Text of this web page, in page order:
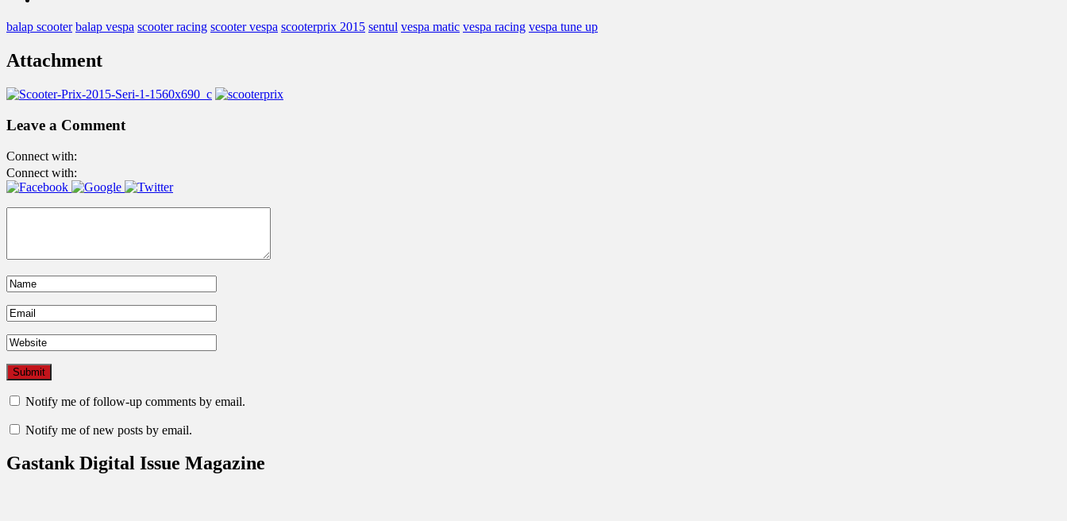
balap scooter balap vespa scooter racing scooter vespa scooterprix 2015 sentul vespa matic vespa racing vespa tune up
Attachment
Leave a Comment
Connect with:
Connect with:
Notify me of follow-up comments by email.
Notify me of new posts by email.
Gastank Digital Issue Magazine